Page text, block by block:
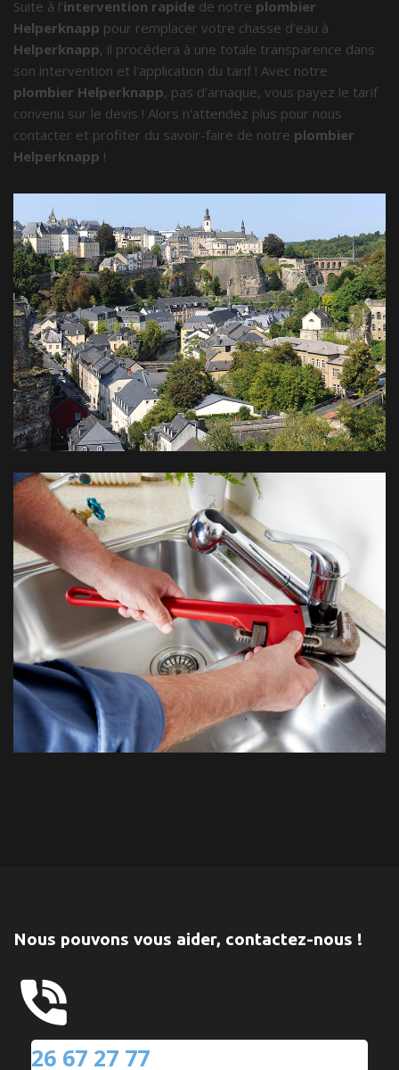
Suite à l'intervention rapide de notre plombier
Helperknapp pour remplacer votre chasse d'eau à
Helperknapp, il procédera à une totale transparence dans
son intervention et l'application du tarif ! Avec notre
plombier Helperknapp, pas d'arnaque, vous payez le tarif
convenu sur le devis ! Alors n'attendez plus pour nous
contacter et profiter du savoir-faire de notre plombier
Helperknapp !
Nous pouvons vous aider, contactez-nous !
26 67 27 77